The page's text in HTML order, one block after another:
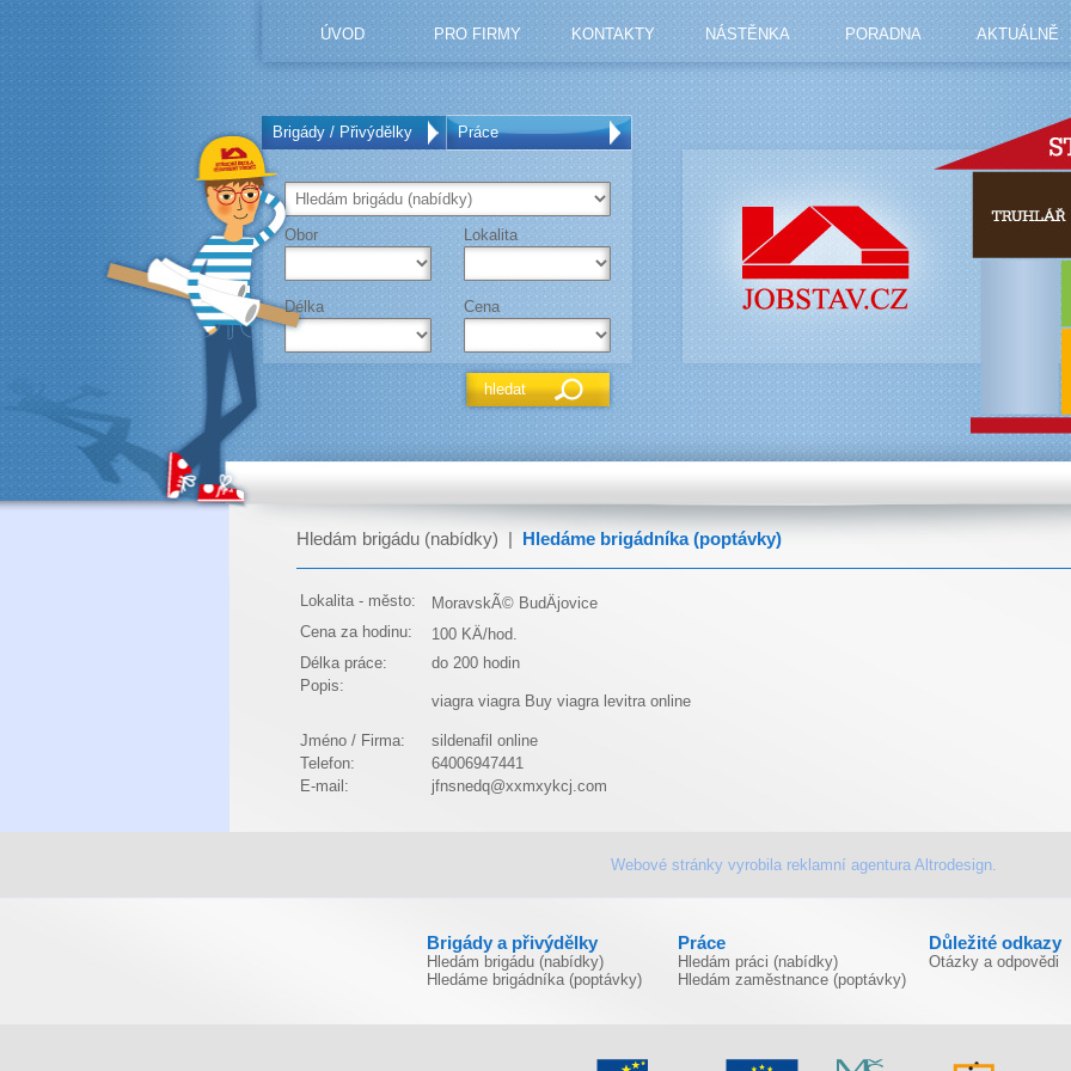
ÚVOD PRO FIRMY KONTAKTY NÁSTĚNKA PORADNA AKTUÁLNĚ
Brigády / Přivýdělky Práce
Obor Lokalita
Délka Cena
Hledám brigádu (nabídky) Hledáme brigádníka (poptávky)
Lokalita - město:
MoravskÃ© BudÄjovice
Cena za hodinu:
100 KÄ/hod.
Délka práce:
do 200 hodin
Popis:
viagra viagra Buy viagra levitra online
Jméno / Firma:
sildenafil online
Telefon:
64006947441
E-mail:
jfnsnedq@xxmxykcj.com
Webové stránky vyrobila reklamní agenturaAltrodesign.
Brigády a přivýdělky
Hledám brigádu (nabídky)
Hledáme brigádníka (poptávky)
Práce
Hledám práci (nabídky)
Hledám zaměstnance (poptávky)
Důležité odkazy
Otázky a odpovědi